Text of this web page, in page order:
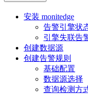
安装 monitedge
告警引擎状
引擎失联告
创建数据源
创建告警规则
基础配置
数据源选择
查询检测方